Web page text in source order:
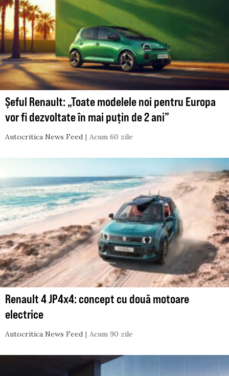
Șeful Renault: „Toate modelele noi pentru Europa
vor fi dezvoltate în mai puțin de 2 ani”
Autocritica News Feed Acum 60 zile
Renault 4 JP4x4: concept cu două motoare
electrice
Autocritica News Feed Acum 90 zile